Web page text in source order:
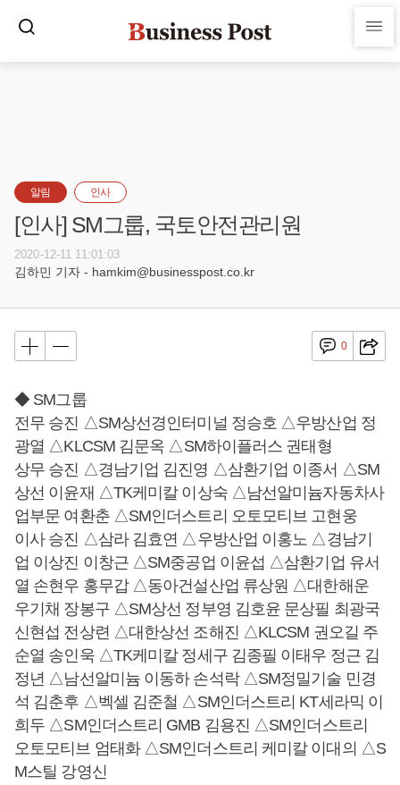
알림 인사
[인사] SM그룹, 국토안전관리원
2020-12-11 11:01:03
김하민 기자 - hamkim@businesspost.co.kr
0
◆ SM그룹
전무 승진 △SM상선경인터미널 정승호 △우방산업 정
광열 △KLCSM 김문옥 △SM하이플러스 권태형
상무 승진 △경남기업 김진영 △삼환기업 이종서 △SM
상선 이윤재 △TK케미칼 이상숙 △남선알미늄자동차사
업부문 여환춘 △SM인더스트리 오토모티브 고현웅
이사 승진 △삼라 김효연 △우방산업 이홍노 △경남기
업 이상진 이창근 △SM중공업 이윤섭 △삼환기업 유서
열 손현우 홍무갑 △동아건설산업 류상원 △대한해운
우기채 장봉구 △SM상선 정부영 김호윤 문상필 최광국
신현섭 전상련 △대한상선 조해진 △KLCSM 권오길 주
순열 송인욱 △TK케미칼 정세구 김종필 이태우 정근 김
정년 △남선알미늄 이동하 손석락 △SM정밀기술 민경
석 김춘후 △벡셀 김준철 △SM인더스트리 KT세라믹 이
희두 △SM인더스트리 GMB 김용진 △SM인더스트리
오토모티브 엄태화 △SM인더스트리 케미칼 이대의 △S
M스틸 강영신